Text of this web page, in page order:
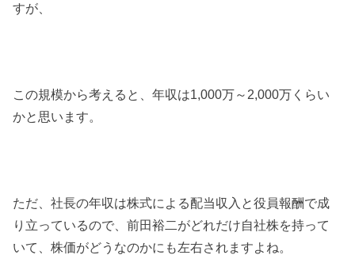
すが、
この規模から考えると、年収は1,000万～ 2,000万くらい
かと思います。
ただ、社長の年収は株式による配当収入と役員報酬で成
り立っているので、前田裕二がどれだけ自社株を持って
いて、株価がどうなのかにも左右されますよね。